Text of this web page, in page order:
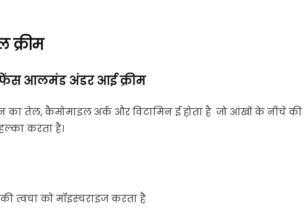
क्रीम
आलमंड अंडर आई क्रीम
का तेल, कैमोमाइल अर्क और विटामिन ई होता है जो आंखों के नीचे की
करता है।
त्वचा को मॉइस्चराइज करता है